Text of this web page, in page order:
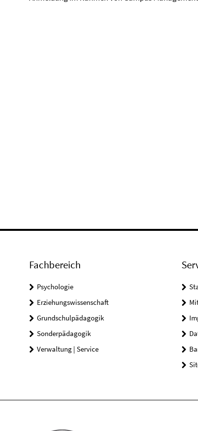
Fachbereich
Psychologie
Erziehungswissenschaft
Grundschulpädagogik
Sonderpädagogik
Verwaltung | Service